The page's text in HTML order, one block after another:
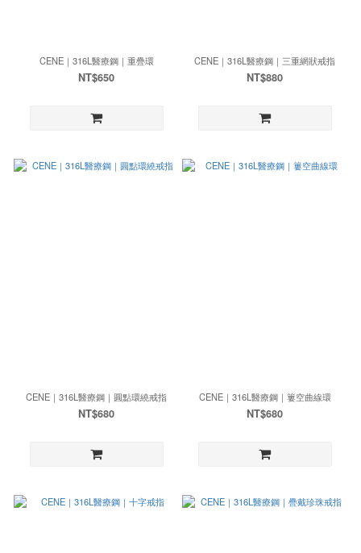
CENE｜316L醫療鋼｜重疊環
NT$650
CENE｜316L醫療鋼｜三重網狀戒指
NT$880
CENE｜316L醫療鋼｜圓點環繞戒指
NT$680
CENE｜316L醫療鋼｜簍空曲線環
NT$680